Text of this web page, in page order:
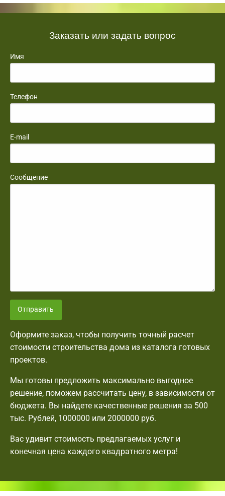
Заказать или задать вопрос
Имя
Телефон
E-mail
Сообщение
Отправить
Оформите заказ, чтобы получить точный расчет
стоимости строительства дома из каталога готовых
проектов.
Мы готовы предложить максимально выгодное
решение, поможем рассчитать цену, в зависимости от
бюджета. Вы найдете качественные решения за 500
тыс. Рублей, 1000000 или 2000000 руб.
Вас удивит стоимость предлагаемых услуг и
конечная цена каждого квадратного метра!